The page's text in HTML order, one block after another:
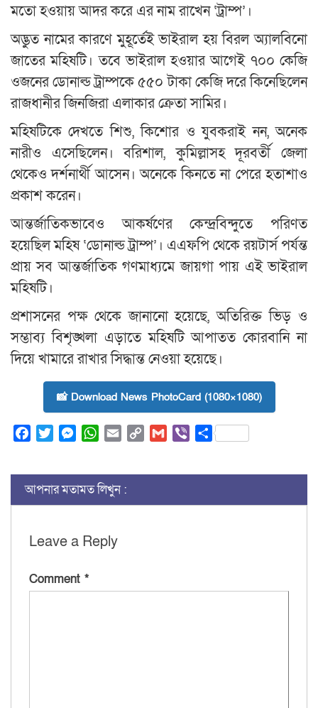
মতো হওয়ায় আদর করে এর নাম রাখেন ‘ট্রাম্প’।
অদ্ভুত নামের কারণে মুহূর্তেই ভাইরাল হয় বিরল অ্যালবিনো
জাতের মহিষটি। তবে ভাইরাল হওয়ার আগেই ৭০০ কেজি
ওজনের ডোনাল্ড ট্রাম্পকে ৫৫০ টাকা কেজি দরে কিনেছিলেন
রাজধানীর জিনজিরা এলাকার ক্রেতা সামির।
মহিষটিকে দেখতে শিশু, কিশোর ও যুবকরাই নন, অনেক
নারীও এসেছিলেন। বরিশাল, কুমিল্লাসহ দূরবর্তী জেলা
থেকেও দর্শনার্থী আসেন। অনেকে কিনতে না পেরে হতাশাও
প্রকাশ করেন।
আন্তর্জাতিকভাবেও আকর্ষণের কেন্দ্রবিন্দুতে পরিণত
হয়েছিল মহিষ ‘ডোনাল্ড ট্রাম্প’। এএফপি থেকে রয়টার্স পর্যন্ত
প্রায় সব আন্তর্জাতিক গণমাধ্যমে জায়গা পায় এই ভাইরাল
মহিষটি।
প্রশাসনের পক্ষ থেকে জানানো হয়েছে, অতিরিক্ত ভিড় ও
সম্ভাব্য বিশৃঙ্খলা এড়াতে মহিষটি আপাতত কোরবানি না
দিয়ে খামারে রাখার সিদ্ধান্ত নেওয়া হয়েছে।
📸 Download News PhotoCard (1080×1080)
FacebookTwitterMessenger
WhatsApp
Email Copy
Gmail ViberShare
আপনার মতামত লিখুন :
Leave a Reply
Comment *